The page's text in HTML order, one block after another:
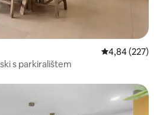
Prosječna
4,84 (227)
s parkiralištem
s oznakom „Odabrali gosti”